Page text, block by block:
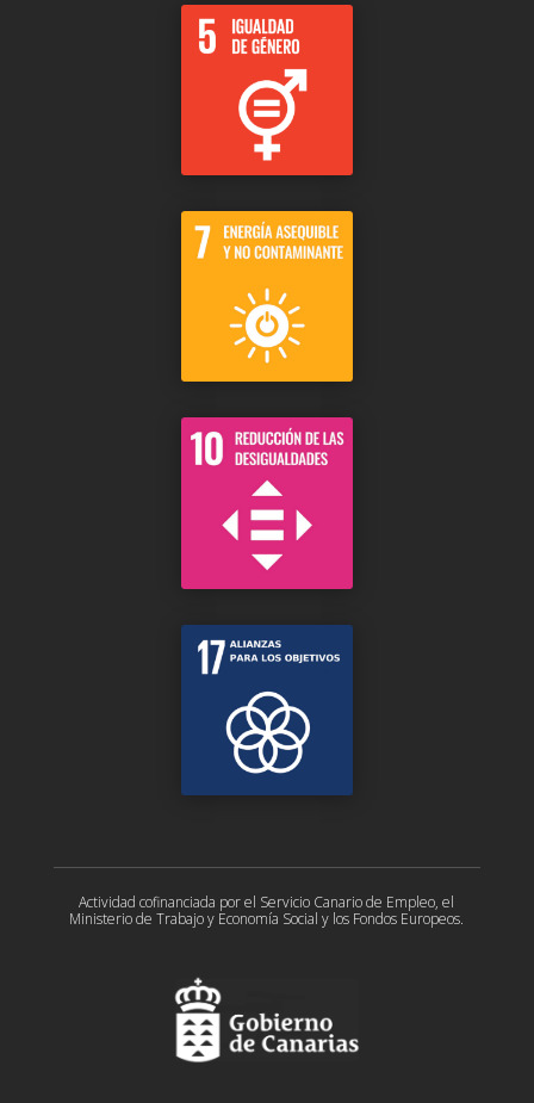
Actividad cofinanciada por el Servicio Canario de Empleo, el
Ministerio de Trabajo y Economía Social y los Fondos Europeos.